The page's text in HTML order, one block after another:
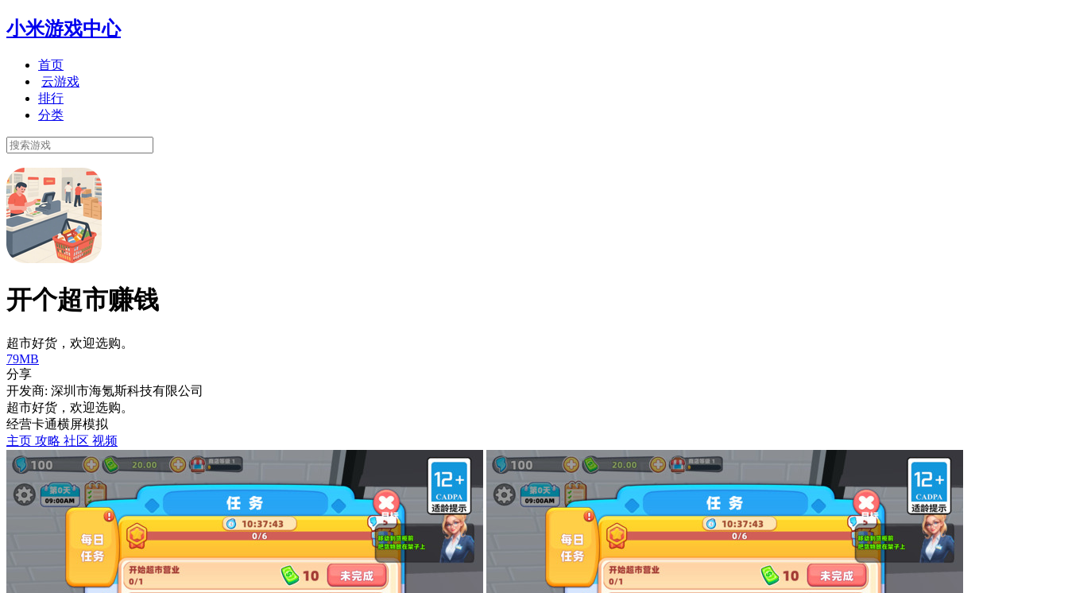
小米游戏中心
首页
云游戏
排行
分类
开个超市赚钱
超市好货，欢迎选购。
79MB
分享
开发商: 深圳市海氪斯科技有限公司
超市好货，欢迎选购。
经营卡通横屏模拟
主页 攻略 社区 视频